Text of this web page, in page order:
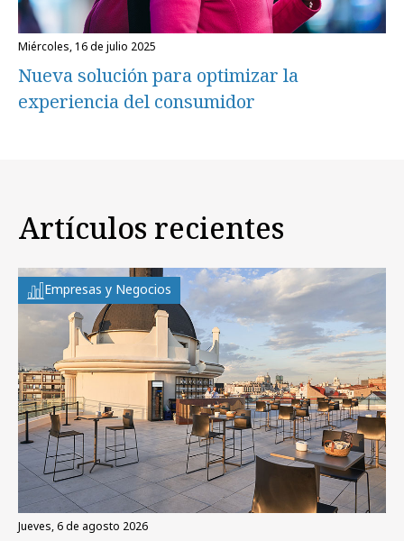
miércoles, 16 de julio 2025
Nueva solución para optimizar la
experiencia del consumidor
Artículos recientes
Empresas y Negocios
jueves, 6 de agosto 2026